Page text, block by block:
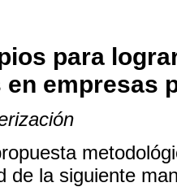
para
empresas
de la siguiente